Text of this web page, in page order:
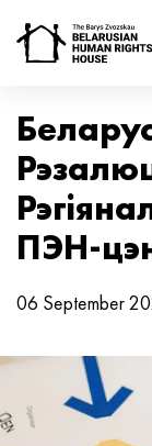
ПЭН-
06 September